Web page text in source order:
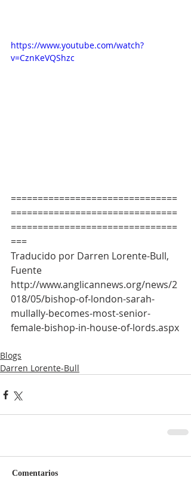
https://www.youtube.com/watch?
v=CznKeVQShzc
===============================
===============================
===============================
===
Traducido por Darren Lorente-Bull,
Fuente
http://www.anglicannews.org/news/2
018/05/bishop-of-london-sarah-
mullally-becomes-most-senior-
female-bishop-in-house-of-lords.aspx
Blogs
Darren Lorente-Bull
Comentarios